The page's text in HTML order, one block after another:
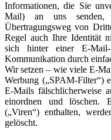
Informationen, die Sie
Mail) an uns senden,
Übertragungsweg von
Regel auch Ihre Identität
sich hinter einer E-Mail-
Kommunikation durch
Wir setzen – wie viele E-
Werbung („SPAM-Filter“)
E-Mails fälschlicherweise
einordnen und löschen.
(„Viren“) enthalten,
gelöscht.